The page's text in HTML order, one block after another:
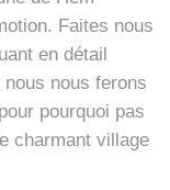
Faites nous
en détail
nous ferons
pourquoi pas
charmant village